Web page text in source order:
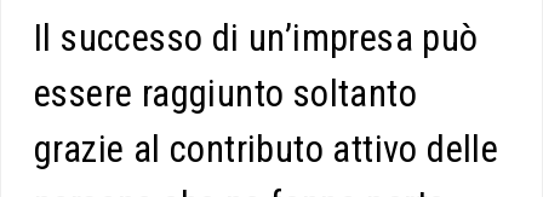
Il successo di un’impresa può
essere raggiunto soltanto
grazie al contributo attivo delle